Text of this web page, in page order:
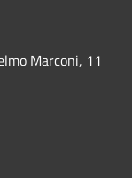
Marconi, 11